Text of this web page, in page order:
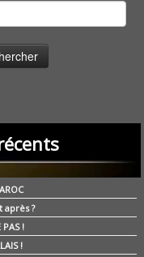
après ?
PAS !
!